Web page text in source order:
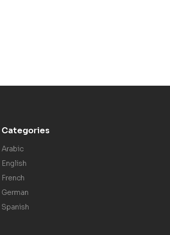
Categories
Arabic
English
French
German
Spanish